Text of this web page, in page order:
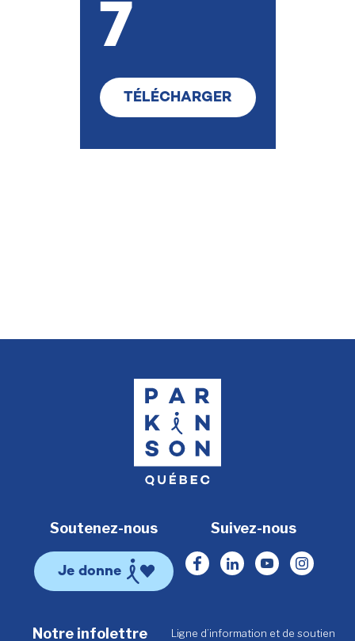
7
TÉLÉCHARGER
Soutenez-nous
Je donne
Suivez-nous
Facebook
LinkedinYoutube
Notre infolettre Ligne d’information et de soutien